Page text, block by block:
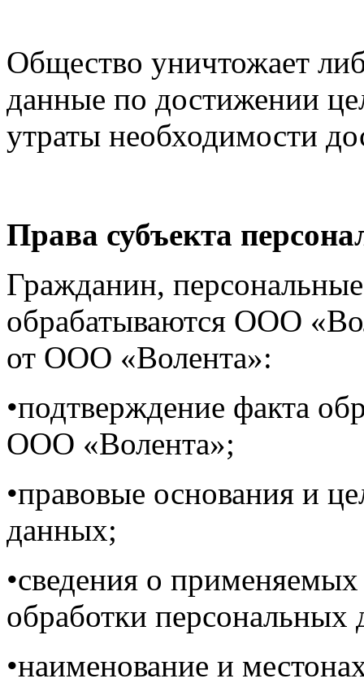
Общество уничтожает
данные по достижении
утраты необходимости
Права субъекта
Гражданин,
обрабатываются ООО
от ООО «Волента»:
•подтверждение факта
ООО «Волента»;
•правовые основания и
данных;
•сведения о
обработки персональных
•наименование и